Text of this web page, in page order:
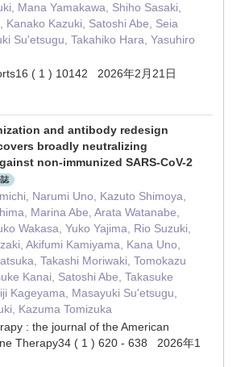
Mana Yamakawa, Shiho Sasaki,
Kanako Kazuki, Satoshi Abe, Seia
Su'etsugu, Takahiko Hara, Yasuhiro
( 1 ) 10142 2026年2月21日
and antibody redesign
broadly neutralizing
non-immunized SARS-CoV-2
誌
Narumi Uno, Kazuto Shimoya,
Marina Abe, Arata Watanabe,
Wakasa, Yuko Yajima, Rio Suzuki,
Akifumi Kamiyama, Kana Uno,
Takashi Moriwaki, Tomokazu
Kanai, Satoshi Abe, Takasuke
Kageyama, Masayuki Su'etsugu,
Kazuma Tomizuka
: the journal of the American
Therapy34 ( 1 ) 620 - 638 2026年1